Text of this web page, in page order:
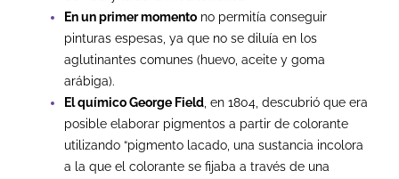
En un primer momento no permitía conseguir
pinturas espesas, ya que no se diluía en los
aglutinantes comunes (huevo, aceite y goma
arábiga).
El químico George Field , en 1804, descubrió que era
posible elaborar pigmentos a partir de colorante
utilizando “pigmento lacado, una sustancia incolora
a la que el colorante se fijaba a través de una